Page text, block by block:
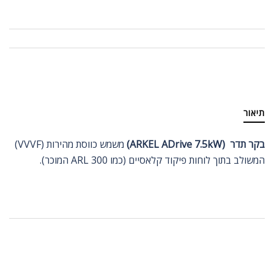
תיאור
בקר תדר (ARKEL ADrive 7.5kW)
משמש כווסת מהירות (VVVF)
המשולב בתוך לוחות פיקוד קלאסיים (כמו ARL 300 המוכר).